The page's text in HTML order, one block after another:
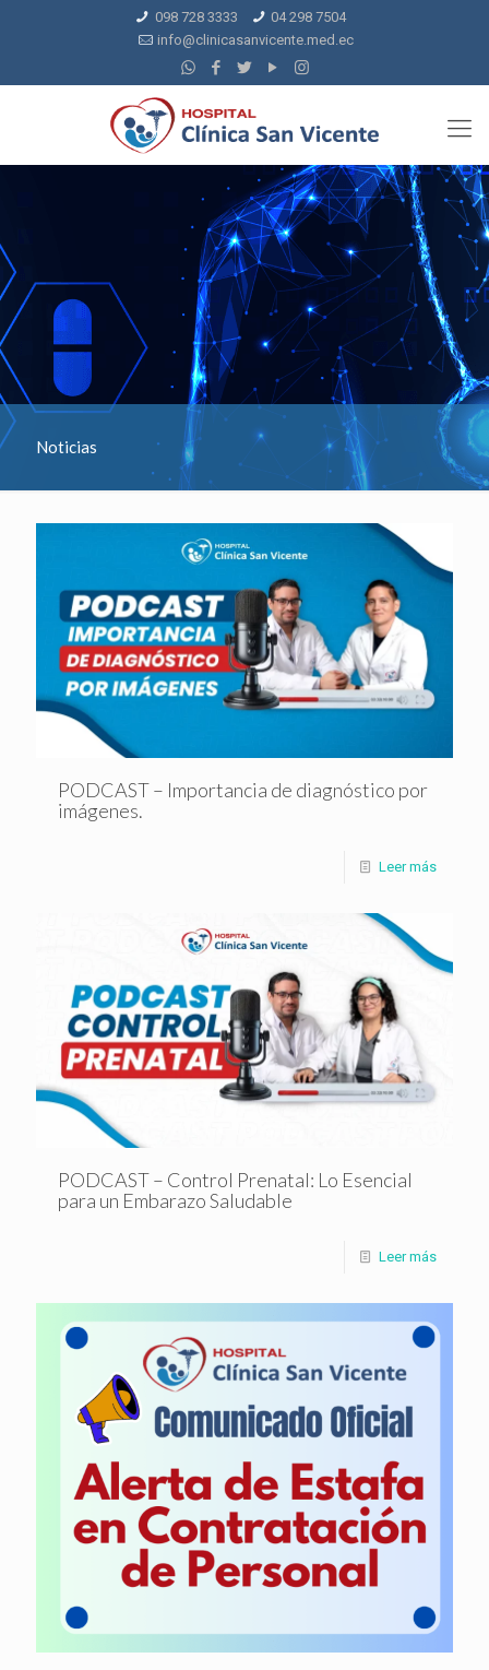
098 728 3333
04 298 7504
info@clinicasanvicente.med.ec
Noticias
PODCAST – Importancia de diagnóstico por
imágenes.
Leer más
PODCAST – Control Prenatal: Lo Esencial
para un Embarazo Saludable
Leer más